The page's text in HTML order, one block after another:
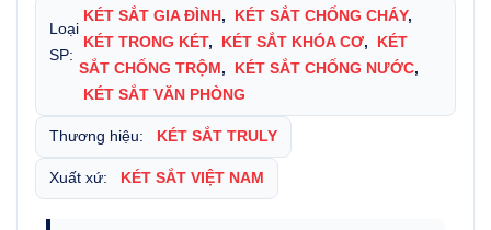
Loại
SP:
KÉT SẮT GIA ĐÌNH , KÉT SẮT CHỐNG CHÁY,
KÉT TRONG KÉT, KÉT SẮT KHÓA CƠ,
KÉT
SẮT CHỐNG TRỘM , KÉT SẮT CHỐNG NƯỚC,
KÉT SẮT VĂN PHÒNG
Thương hiệu: KÉT SẮT TRULY
Xuất xứ: KÉT SẮT VIỆT NAM